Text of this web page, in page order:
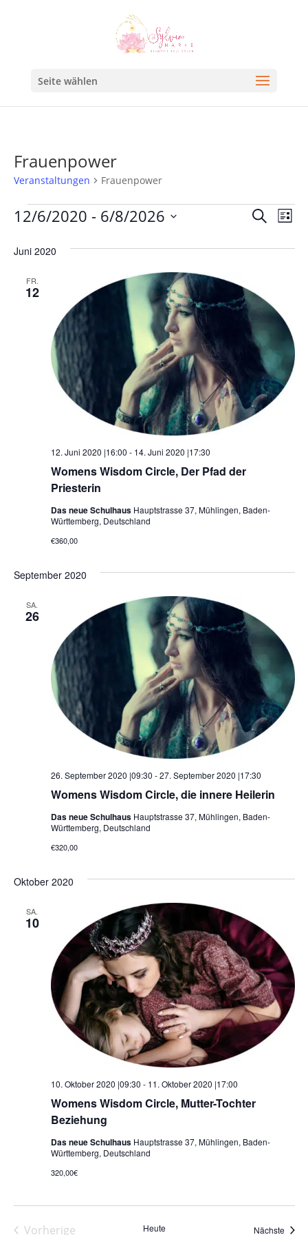
Seite wählen
Frauenpower
Veranstaltungen Frauenpower
und
SucheListe
12/6/2020 - 6/8/2026
wählen.
Juni 2020
FR.
12
Womens Wisdom Circle, Der Pfad der
Priesterin
12. Juni 2020 |16:00 - 14. Juni 2020 |17:30
Das neue Schulhaus Hauptstrasse 37, Mühlingen, Baden-
Württemberg, Deutschland
€360,00
September 2020
SA.
26
Womens Wisdom Circle, die innere Heilerin
26. September 2020 |09:30 -27. September 2020 |17:30
Das neue Schulhaus Hauptstrasse 37, Mühlingen, Baden-
Württemberg, Deutschland
€320,00
Oktober 2020
SA.
10
Womens Wisdom Circle, Mutter-Tochter
Beziehung
10. Oktober 2020 |09:30 - 11. Oktober 2020 |17:00
Das neue Schulhaus Hauptstrasse 37, Mühlingen, Baden-
Württemberg, Deutschland
320,00€
Vorherige Heute Nächste